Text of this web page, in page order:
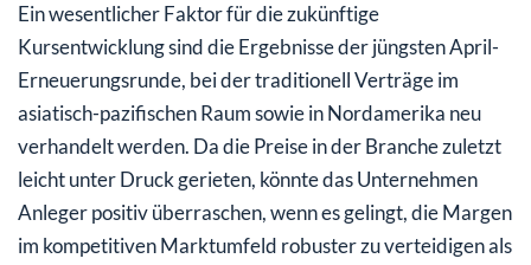
Ein wesentlicher Faktor für die zukünftige
Kursentwicklung sind die Ergebnisse der jüngsten April-
Erneuerungsrunde, bei der traditionell Verträge im
asiatisch-pazifischen Raum sowie in Nordamerika neu
verhandelt werden. Da die Preise in der Branche zuletzt
leicht unter Druck gerieten, könnte das Unternehmen
Anleger positiv überraschen, wenn es gelingt, die Margen
im kompetitiven Marktumfeld robuster zu verteidigen als